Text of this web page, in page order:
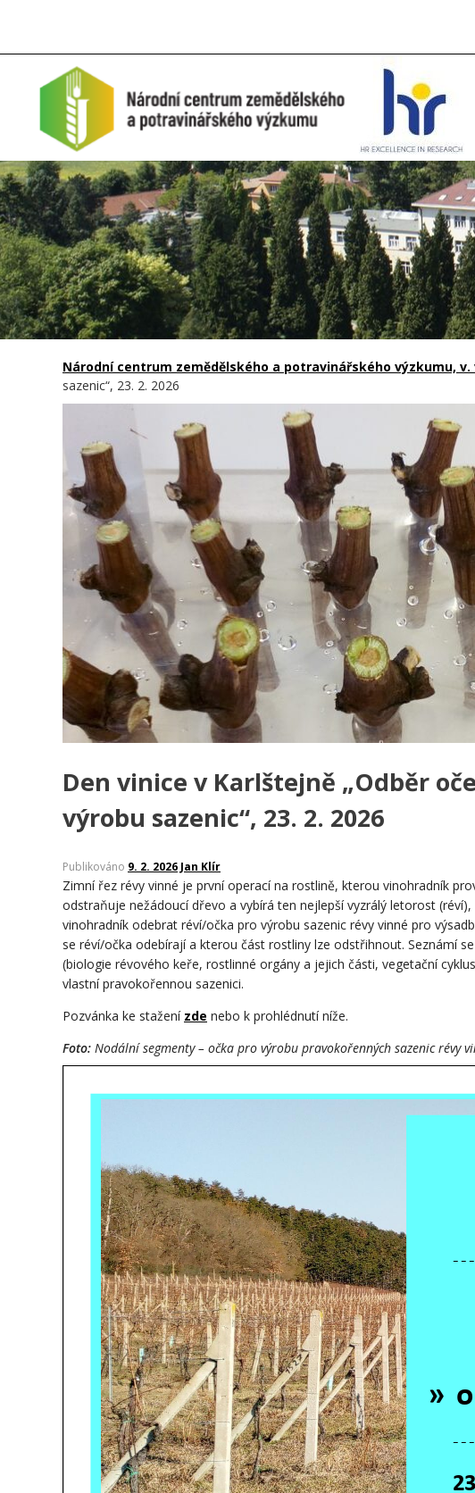
Národní centrum zemědělského a potravinářského výzkumu, v.
sazenic“, 23. 2. 2026
Den vinice v Karlštejně „Odběr
výrobu sazenic“, 23. 2. 2026
Publikováno 9. 2. 2026 Jan Klír
Zimní řez révy vinné je první operací na rostlině, kterou vinohradník
odstraňuje nežádoucí dřevo a vybírá ten nejlepší vyzrálý letorost
vinohradník odebrat réví/očka pro výrobu sazenic révy vinné pro
se réví/očka odebírají a kterou část rostliny lze odstřihnout. Seznámí
(biologie révového keře, rostlinné orgány a jejich části, vegetační
vlastní pravokořennou sazenici.
Pozvánka ke stažení zde nebo k prohlédnutí níže.
Foto: Nodální segmenty – očka pro výrobu pravokořenných sazenic révy